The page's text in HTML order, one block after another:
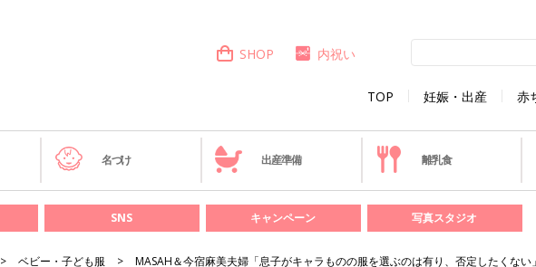
TOP 妊娠・出産 赤
SHOP 内祝い
名づけ 出産準備 離乳食
SNS キャンペーン 写真スタジオ
ベビー・子ども服 MASAH＆今宿麻美夫婦「息子がキャラものの服を選ぶのは有り、否定したくない」